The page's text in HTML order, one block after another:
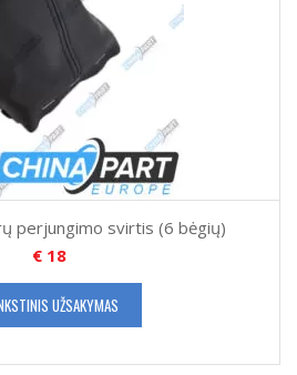
perjungimo svirtis (6 bėgių)
€18
UŽSAKYMAS